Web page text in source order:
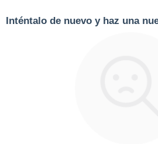
Inténtalo de nuevo y haz una